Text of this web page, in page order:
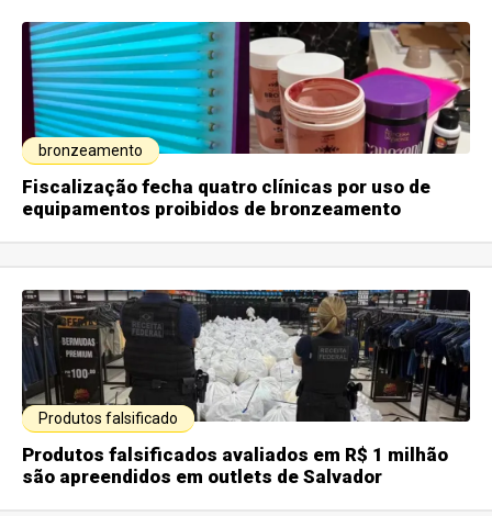
bronzeamento
Fiscalização fecha quatro clínicas por uso de
equipamentos proibidos de bronzeamento
Produtos falsificado
Produtos falsificados avaliados em R$ 1 milhão
são apreendidos em outlets de Salvador